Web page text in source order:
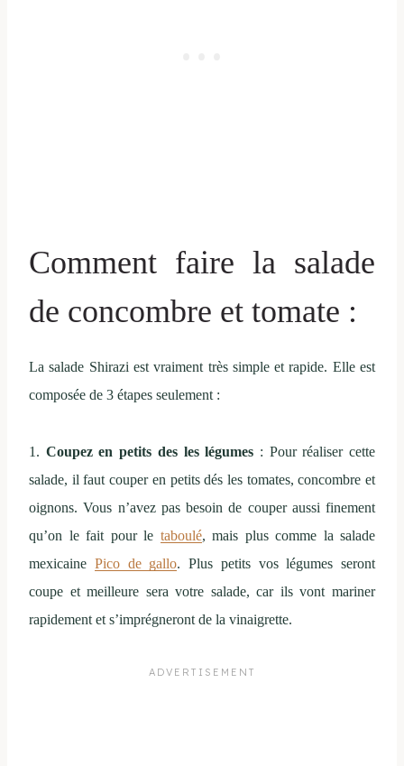
Comment faire la salade
de concombre et tomate :
La salade Shirazi est vraiment très simple et rapide. Elle est
composée de 3 étapes seulement :
1. Coupez en petits des les légumes : Pour réaliser cette
salade, il faut couper en petits dés les tomates, concombre et
oignons. Vous n’avez pas besoin de couper aussi finement
qu’on le fait pour le taboulé, mais plus comme la salade
mexicaine Pico de gallo. Plus petits vos légumes seront
coupe et meilleure sera votre salade, car ils vont mariner
rapidement et s’imprégneront de la vinaigrette.